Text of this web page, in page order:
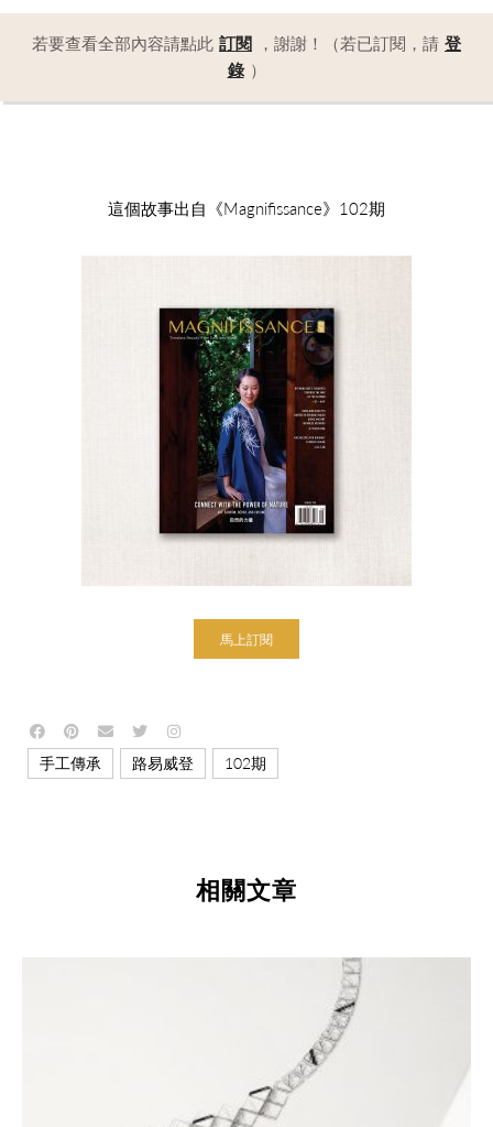
若要查看全部內容請點此 訂閱 ，謝謝！（若已訂閱，請 登
錄 ）
這個故事出自《Magnifissance》102期
馬上訂閱
手工傳承 路易威登 102期
相關文章